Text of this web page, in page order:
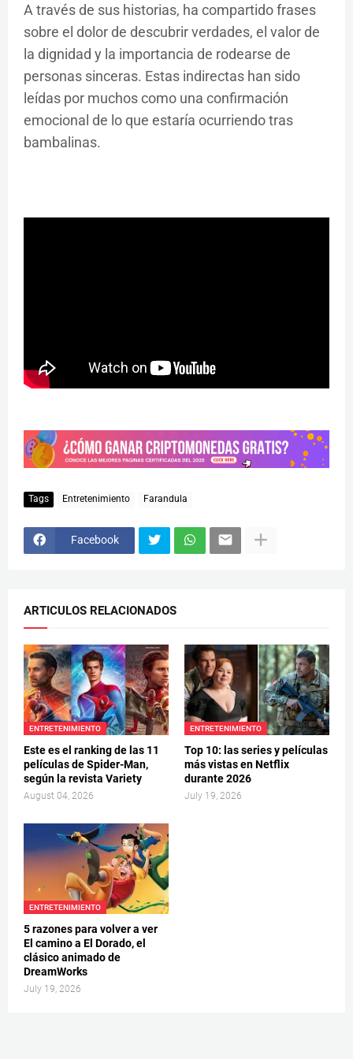
A través de sus historias, ha compartido frases
sobre el dolor de descubrir verdades, el valor de
la dignidad y la importancia de rodearse de
personas sinceras. Estas indirectas han sido
leídas por muchos como una confirmación
emocional de lo que estaría ocurriendo tras
bambalinas.
Tags Entretenimiento Farandula
Facebook
ARTICULOS RELACIONADOS
ENTRETENIMIENTO
Este es el ranking de las 11
películas de Spider-Man,
según la revista Variety
August 04, 2026
ENTRETENIMIENTO
Top 10: las series y películas
más vistas en Netflix
durante 2026
July 19, 2026
ENTRETENIMIENTO
5 razones para volver a ver
El camino a El Dorado, el
clásico animado de
DreamWorks
July 19, 2026